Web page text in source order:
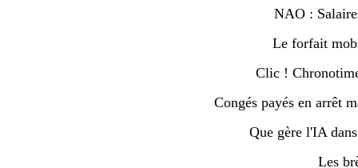
NAO :
Le forfait
Clic !
Congés payés en arrêt
Que gère l'IA
Les